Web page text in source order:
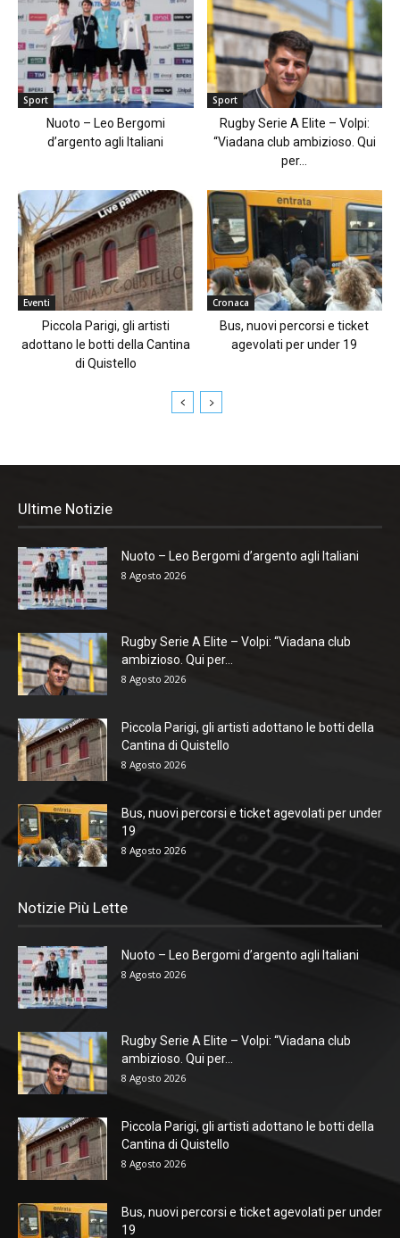
Sport
Nuoto – Leo Bergomi
d’argento agli Italiani
Sport
Rugby Serie A Elite – Volpi:
“Viadana club ambizioso. Qui
per...
Eventi
Piccola Parigi, gli artisti
adottano le botti della Cantina
di Quistello
Cronaca
Bus, nuovi percorsi e ticket
agevolati per under 19
Ultime Notizie
Nuoto – Leo Bergomi d’argento agli Italiani
8 Agosto 2026
Rugby Serie A Elite – Volpi: “Viadana club
ambizioso. Qui per...
8 Agosto 2026
Piccola Parigi, gli artisti adottano le botti della
Cantina di Quistello
8 Agosto 2026
Bus, nuovi percorsi e ticket agevolati per under
19
8 Agosto 2026
Notizie Più Lette
Nuoto – Leo Bergomi d’argento agli Italiani
8 Agosto 2026
Rugby Serie A Elite – Volpi: “Viadana club
ambizioso. Qui per...
8 Agosto 2026
Piccola Parigi, gli artisti adottano le botti della
Cantina di Quistello
8 Agosto 2026
Bus, nuovi percorsi e ticket agevolati per under
19